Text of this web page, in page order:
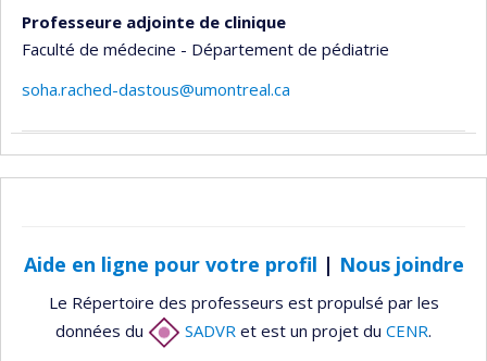
Professeure adjointe de clinique
Faculté de médecine - Département de pédiatrie
soha.rached-dastous@umontreal.ca
Aide en ligne pour votre profil | Nous joindre
Le Répertoire des professeurs est propulsé par les
données du
SADVR et est un projet du CENR.